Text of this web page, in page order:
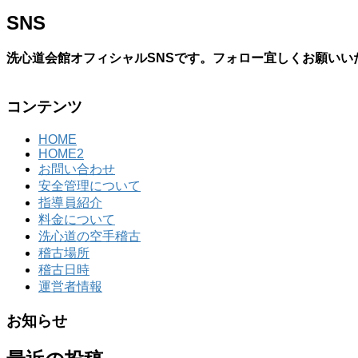
SNS
洗心道会館オフィシャルSNSです。フォロー宜しくお願いい
コンテンツ
HOME
HOME2
お問い合わせ
安全管理について
指導員紹介
料金について
洗心道の空手稽古
稽古場所
稽古日時
運営者情報
お知らせ